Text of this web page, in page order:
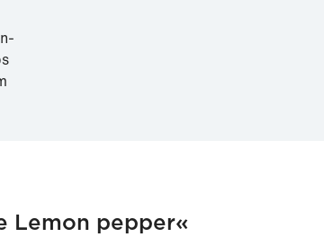
Lemon pepper«